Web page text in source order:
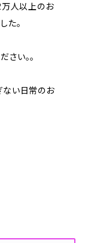
万人以上のお
た。
い。。
ない日常のお